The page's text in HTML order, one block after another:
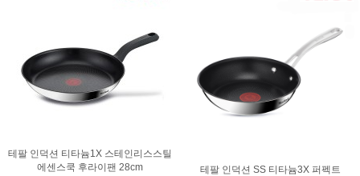
테팔 인덕션 티타늄1X 스테인리스스틸
에센스쿡 후라이팬 28cm
테팔 인덕션 SS 티타늄3X 퍼펙트